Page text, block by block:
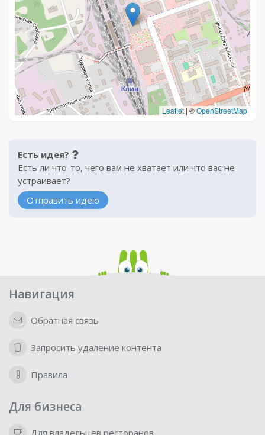
Leaflet | ©OpenStreetMap
Есть идея?
Есть ли что-то, чего вам не хватает или что вас не
устраивает?
Отправить идею
Навигация
Обратная связь
Запросить удаление контента
Правила
Для бизнеса
Для владельцев ресторанов